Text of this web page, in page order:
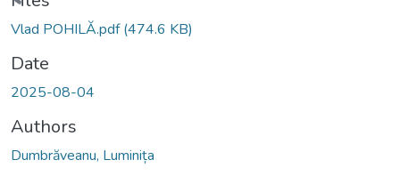
Vlad POHILĂ.pdf(474.6 KB)
Date
2025-08-04
Authors
Dumbrăveanu, Luminița